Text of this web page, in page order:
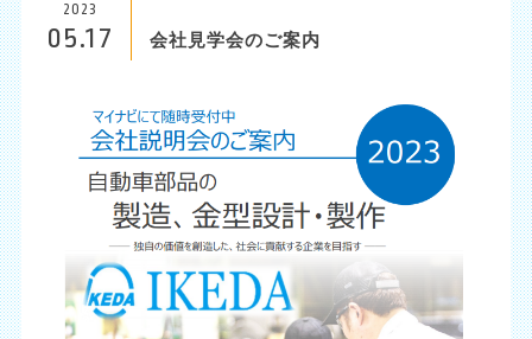
2023
05.17 会社見学会のご案内